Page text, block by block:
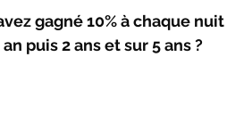
gagné 10% à chaque
puis 2 ans et sur 5 ans ?